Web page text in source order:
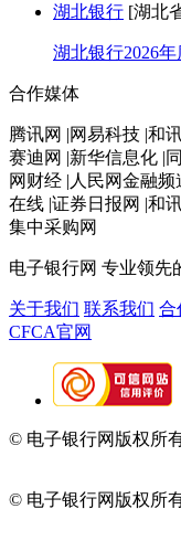
湖北银行 [湖北
湖北银行2026
合作媒体
腾讯网 |网易科技 |和
赛迪网 |新华信息化 |
网财经 |人民网金融
在线 |证券日报网 |和
集中采购网
电子银行网 专业领先
关于我们 联系我们 合
CFCA官网
© 电子银行网版权所
© 电子银行网版权所